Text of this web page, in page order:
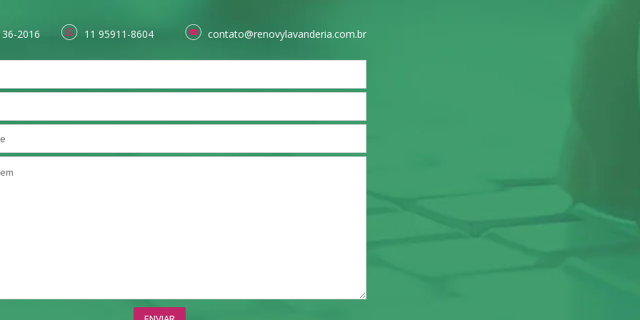
2016 11 95911-8604 contato@renovylavanderia.com.br